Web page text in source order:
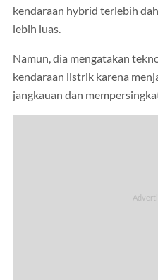
kendaraan hybrid terlebih
lebih luas.
Namun, dia mengatakan
kendaraan listrik karena
jangkauan dan